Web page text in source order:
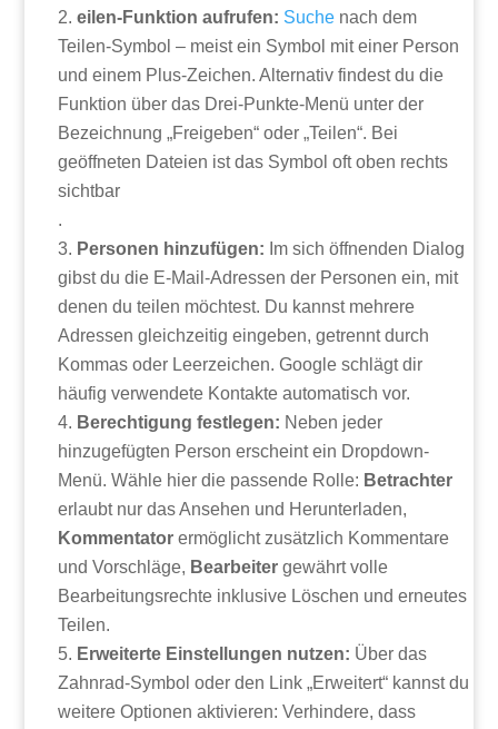
eilen-Funktion aufrufen: Suche nach dem
Teilen-Symbol – meist ein Symbol mit einer Person
und einem Plus-Zeichen. Alternativ findest du die
Funktion über das Drei-Punkte-Menü unter der
Bezeichnung „Freigeben“ oder „Teilen“. Bei
geöffneten Dateien ist das Symbol oft oben rechts
sichtbar
.
Personen hinzufügen: Im sich öffnenden Dialog
gibst du die E-Mail-Adressen der Personen ein, mit
denen du teilen möchtest. Du kannst mehrere
Adressen gleichzeitig eingeben, getrennt durch
Kommas oder Leerzeichen. Google schlägt dir
häufig verwendete Kontakte automatisch vor.
Berechtigung festlegen: Neben jeder
hinzugefügten Person erscheint ein Dropdown-
Menü. Wähle hier die passende Rolle: Betrachter
erlaubt nur das Ansehen und Herunterladen,
Kommentator ermöglicht zusätzlich Kommentare
und Vorschläge, Bearbeiter gewährt volle
Bearbeitungsrechte inklusive Löschen und erneutes
Teilen.
Erweiterte Einstellungen nutzen: Über das
Zahnrad-Symbol oder den Link „Erweitert“ kannst du
weitere Optionen aktivieren: Verhindere, dass